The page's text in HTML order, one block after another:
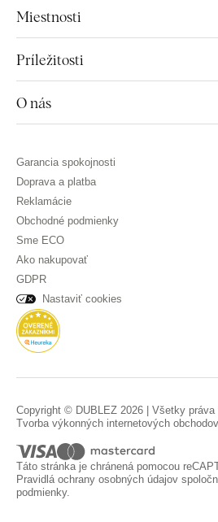
Miestnosti
Príležitosti
O nás
Garancia spokojnosti
Doprava a platba
Reklamácie
Obchodné podmienky
Sme ECO
Ako nakupovať
GDPR
Nastaviť cookies
Copyright © DUBLEZ 2026 | Všetky práva
Tvorba výkonných internetových
Táto stránka je chránená pomocou
Pravidlá ochrany osobných údajov
podmienky.